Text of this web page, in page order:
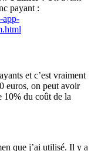
payant :
app-
et c’est vraiment
euros, on peut avoir
10% du coût de la
que j’ai utilisé. Il y a